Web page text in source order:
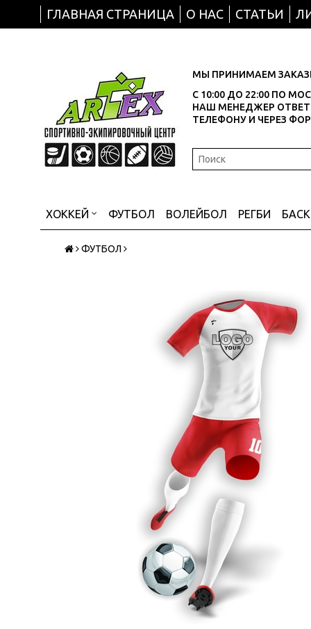
ГЛАВНАЯ СТРАНИЦА О НАС СТАТЬИ
МЫ ПРИНИМАЕМ
С 10:00 ДО 22:00 ПО
НАШ МЕНЕДЖЕР
ТЕЛЕФОНУ И ЧЕРЕЗ
ХОККЕЙ ФУТБОЛ ВОЛЕЙБОЛ РЕГБИ
ФУТБОЛ